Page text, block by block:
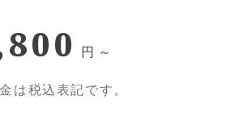
円～
は税込表記です。